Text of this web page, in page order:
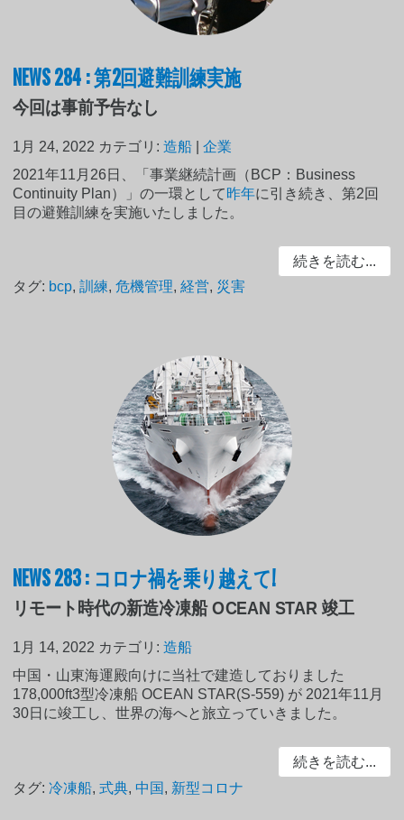
NEWS 284 : 第2回避難訓練実施
今回は事前予告なし
1月 24, 2022 カテゴリ:造船 |企業
2021年11月26日、「事業継続計画（BCP：Business
Continuity Plan）」の一環として昨年に引き続き、第2回
目の避難訓練を実施いたしました。
続きを読む...
タグ: bcp,訓練,危機管理,経営, 災害
NEWS 283 : コロナ禍を乗り越えて!
リモート時代の新造冷凍船 OCEAN STAR 竣工
1月 14, 2022 カテゴリ:造船
中国・山東海運殿向けに当社で建造しておりました
178,000ft3型冷凍船 OCEAN STAR(S-559) が 2021年11月
30日に竣工し、世界の海へと旅立っていきました。
続きを読む...
タグ:冷凍船,式典, 中国 , 新型コロナ